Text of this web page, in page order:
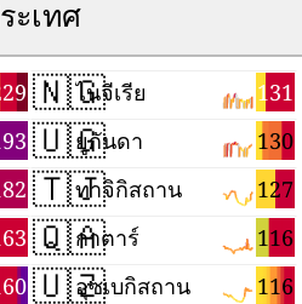
ะเทศ
🇳🇬 131
ไนจีเรีย
🇺🇬 130
ยูกันดา
🇹🇯 127
ทาจิกิสถาน
🇶🇦 116
กาตาร์
🇺🇿 116
อุซเบกิสถาน